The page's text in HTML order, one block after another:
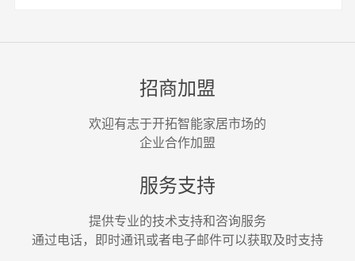
招商加盟
欢迎有志于开拓智能家居市场的
企业合作加盟
服务支持
提供专业的技术支持和咨询服务
通过电话，即时通讯或者电子邮件可以获取及时支持